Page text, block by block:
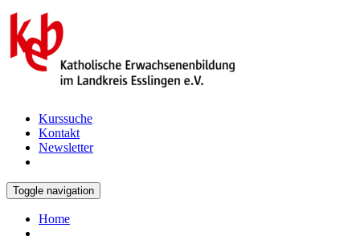
Kurssuche
Kontakt
Newsletter
Toggle navigation
Home